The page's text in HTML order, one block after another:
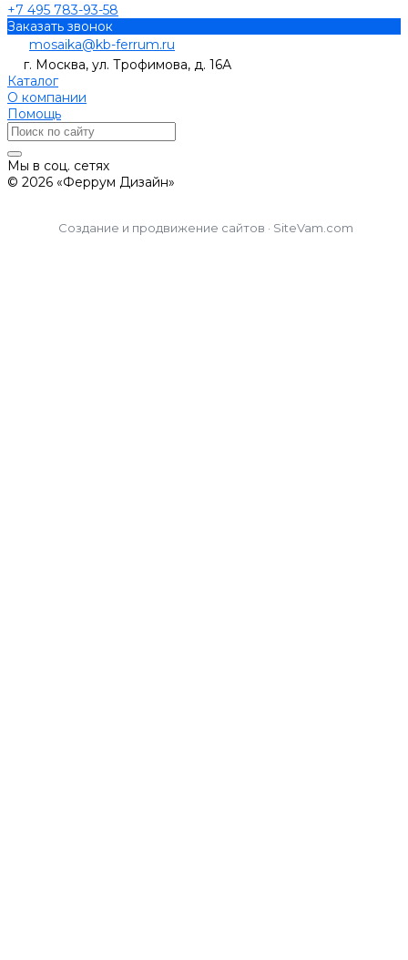
+7 495 783-93-58
Заказать звонок
mosaika@kb-ferrum.ru
г. Москва, ул. Трофимова, д. 16А
Каталог
О компании
Помощь
Мы в соц. сетях
© 2026 «Феррум Дизайн»
Создание и продвижение сайтов · SiteVam.com